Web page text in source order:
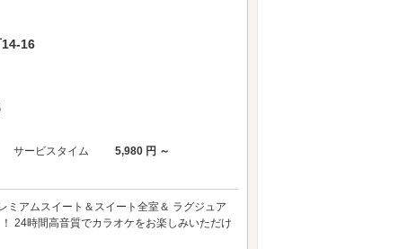
16
サービスタイム
5,980 円 ～
ミアムスイート＆スイート全室＆ ラグジュア
24時間高音質でカラオケをお楽しみいただけ